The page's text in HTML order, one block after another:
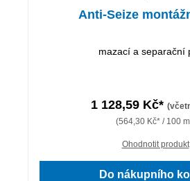
Anti-Seize
mazací a separační
1 128,59 Kč*
(564,30 Kč* / 100
Ohodnotit produkt
Do nákupního